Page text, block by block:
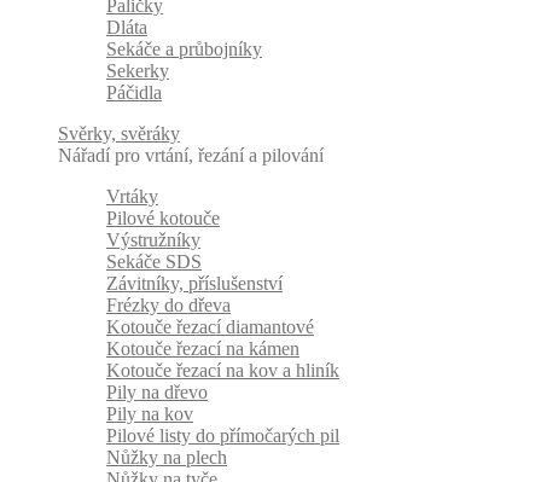
Paličky
Dláta
Sekáče a průbojníky
Sekerky
Páčidla
Svěrky, svěráky
Nářadí pro vrtání, řezání a pilování
Vrtáky
Pilové kotouče
Výstružníky
Sekáče SDS
Závitníky, příslušenství
Frézky do dřeva
Kotouče řezací diamantové
Kotouče řezací na kámen
Kotouče řezací na kov a hliník
Pily na dřevo
Pily na kov
Pilové listy do přímočarých pil
Nůžky na plech